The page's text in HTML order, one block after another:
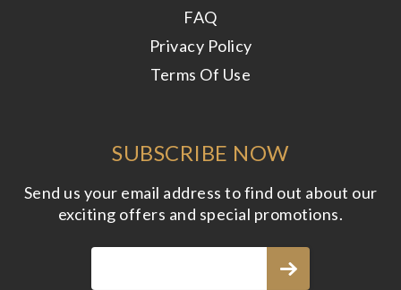
FAQ
Privacy Policy
Terms Of Use
SUBSCRIBE NOW
Send us your email address to find out about our
exciting offers and special promotions.